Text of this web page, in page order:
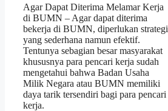
Agar Dapat Diterima Melamar Kerja
di BUMN – Agar dapat diterima
bekerja di BUMN, diperlukan strategi
yang sederhana namun efektif.
Tentunya sebagian besar masyarakat
khususnya para pencari kerja sudah
mengetahui bahwa Badan Usaha
Milik Negara atau BUMN memiliki
daya tarik tersendiri bagi para pencari
kerja.